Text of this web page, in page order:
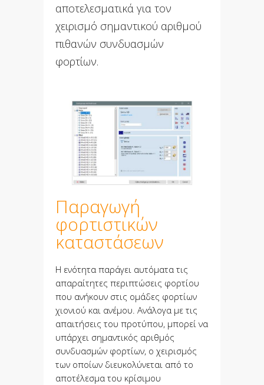
αποτελεσματικά για τον
χειρισμό σημαντικού αριθμού
πιθανών συνδυασμών
φορτίων.
Παραγωγή
φορτιστικών
καταστάσεων
Η ενότητα παράγει αυτόματα τις
απαραίτητες περιπτώσεις φορτίου
που ανήκουν στις ομάδες φορτίων
χιονιού και ανέμου. Ανάλογα με τις
απαιτήσεις του προτύπου, μπορεί να
υπάρχει σημαντικός αριθμός
συνδυασμών φορτίων, ο χειρισμός
των οποίων διευκολύνεται από το
αποτέλεσμα του κρίσιμου